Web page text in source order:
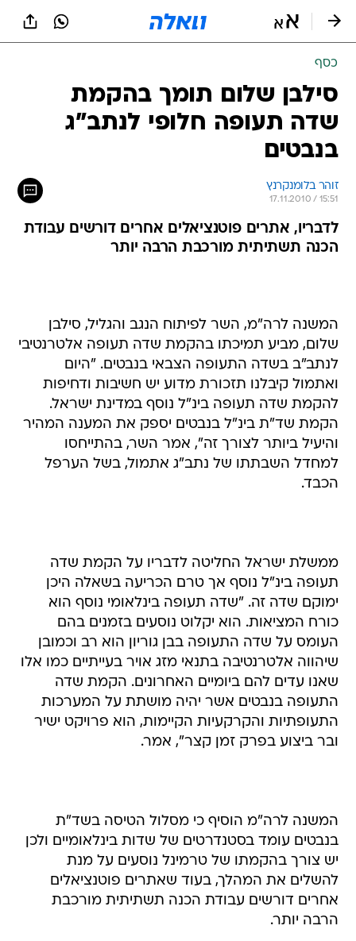
כסף
סילבן שלום תומך בהקמת
שדה תעופה חלופי לנתב"ג
בנבטים
זוהר בלומנקרנץ
17.11.2010 / 15:51
לדבריו, אתרים פוטנציאלים אחרים דורשים עבודת
הכנה תשתיתית מורכבת הרבה יותר
המשנה לרה"מ, השר לפיתוח הנגב והגליל, סילבן
שלום, מביע תמיכתו בהקמת שדה תעופה אלטרנטיבי
לנתב"ב בשדה התעופה הצבאי בנבטים. "היום
ואתמול קיבלנו תזכורת מדוע יש חשיבות ודחיפות
להקמת שדה תעופה בינ"ל נוסף במדינת ישראל.
הקמת שד"ת בינ"ל בנבטים יספק את המענה המהיר
והיעיל ביותר לצורך זה", אמר השר, בהתייחסו
למחדל השבתתו של נתב"ג אתמול, בשל הערפל
הכבד.
ממשלת ישראל החליטה לדבריו על הקמת שדה
תעופה בינ"ל נוסף אך טרם הכריעה בשאלה היכן
ימוקם שדה זה. "שדה תעופה בינלאומי נוסף הוא
כורח המציאות. הוא יקלוט נוסעים בזמנים בהם
העומס על שדה התעופה בבן גוריון הוא רב וכמובן
שיהווה אלטרנטיבה בתנאי מזג אויר בעייתיים כמו אלו
שאנו עדים להם ביומיים האחרונים. הקמת שדה
התעופה בנבטים אשר יהיה מושתת על המערכות
התעופתיות והקרקעיות הקיימות, הוא פרויקט ישיר
ובר ביצוע בפרק זמן קצר", אמר.
המשנה לרה"מ הוסיף כי מסלול הטיסה בשד"ת
בנבטים עומד בסטנדרטים של שדות בינלאומיים ולכן
יש צורך בהקמתו של טרמינל נוסעים על מנת
להשלים את המהלך, בעוד שאתרים פוטנציאלים
אחרים דורשים עבודת הכנה תשתיתית מורכבת
הרבה יותר.